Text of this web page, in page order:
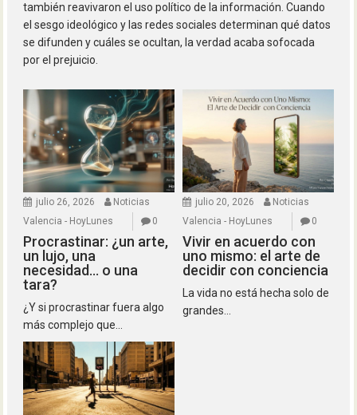
también reavivaron el uso político de la información. Cuando
el sesgo ideológico y las redes sociales determinan qué datos
se difunden y cuáles se ocultan, la verdad acaba sofocada
por el prejuicio.
julio 26, 2026
Noticias
Valencia - HoyLunes
0
Procrastinar: ¿un arte,
un lujo, una
necesidad… o una
tara?
¿Y si procrastinar fuera algo
más complejo que...
julio 20, 2026
Noticias
Valencia - HoyLunes
0
Vivir en acuerdo con
uno mismo: el arte de
decidir con conciencia
La vida no está hecha solo de
grandes...